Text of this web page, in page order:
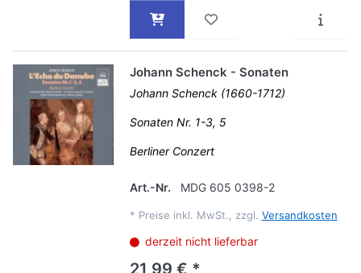
Johann Schenck - Sonaten
Johann Schenck (1660-1712)
Sonaten Nr. 1-3, 5
Berliner Conzert
Art.-Nr. MDG 605 0398-2
* Preise inkl. MwSt., zzgl. Versandkosten
derzeit nicht lieferbar
21,99 € *